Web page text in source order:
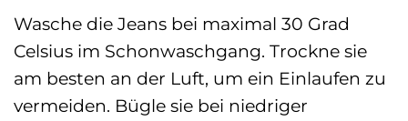
Wasche die Jeans bei maximal 30 Grad
Celsius im Schonwaschgang. Trockne sie
am besten an der Luft, um ein Einlaufen zu
vermeiden. Bügle sie bei niedriger